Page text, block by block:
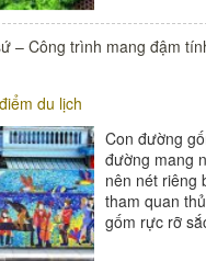
– Công trình mang đậm
du lịch
Con đường
đường mang
nên nét riêng
tham quan
gốm rực rỡ